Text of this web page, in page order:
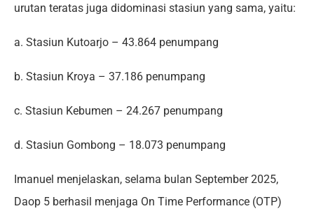
urutan teratas juga didominasi stasiun yang sama, yaitu:
a. Stasiun Kutoarjo – 43.864 penumpang
b. Stasiun Kroya – 37.186 penumpang
c. Stasiun Kebumen – 24.267 penumpang
d. Stasiun Gombong – 18.073 penumpang
Imanuel menjelaskan, selama bulan September 2025,
Daop 5 berhasil menjaga On Time Performance (OTP)